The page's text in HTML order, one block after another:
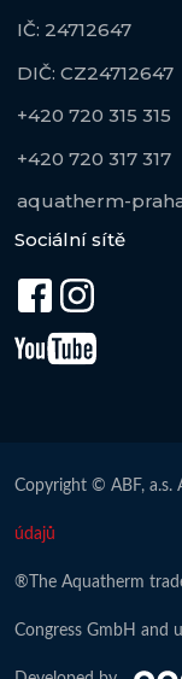
IČ: 24712647
DIČ: CZ24712647
+420 720 315 315
+420 720 317 317
aquatherm-
Sociální sítě
Copyright © ABF, a.s.
údajů
®The Aquatherm
Congress GmbH and